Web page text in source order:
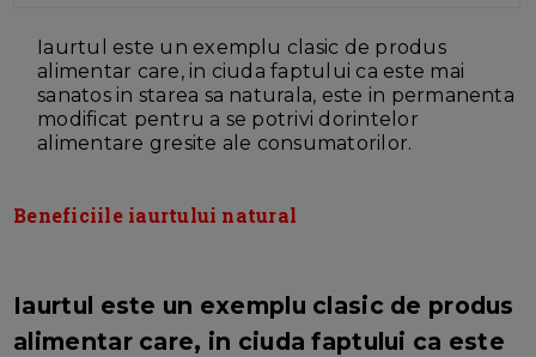
Iaurtul este un exemplu clasic de produs
alimentar care, in ciuda faptului ca este mai
sanatos in starea sa naturala, este in permanenta
modificat pentru a se potrivi dorintelor
alimentare gresite ale consumatorilor.
Beneficiile iaurtului natural
Iaurtul este un exemplu clasic de produs
alimentar care, in ciuda faptului ca este